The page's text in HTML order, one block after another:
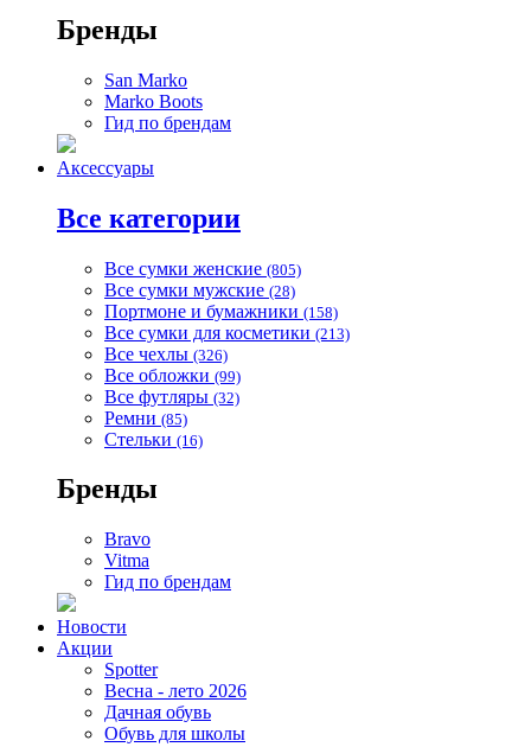
Бренды
San Marko
Marko Boots
Гид по брендам
Аксессуары
Все категории
Все сумки женские (805)
Все сумки мужские (28)
Портмоне и бумажники (158)
Все сумки для косметики (213)
Все чехлы (326)
Все обложки (99)
Все футляры (32)
Ремни (85)
Стельки (16)
Бренды
Bravo
Vitma
Гид по брендам
Новости
Акции
Spotter
Весна - лето 2026
Дачная обувь
Обувь для школы